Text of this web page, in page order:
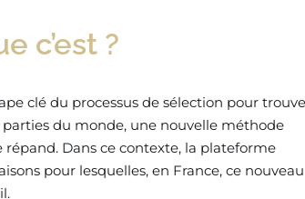
c’est ?
clé du processus de sélection pour
parties du monde, une nouvelle méthode
répand. Dans ce contexte, la plateforme
pour lesquelles, en France, ce nouveau